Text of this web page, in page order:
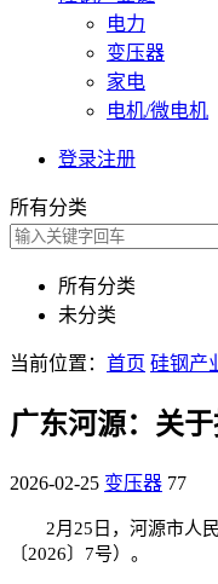
电力
变压器
家电
电机/微电机
登录注册
所有分类
所有分类
未分类
当前位置： 首页 硅钢产
广东河源：关
2026-02-25 变压器 77
2月25日，河源市人
〔2026〕7号）。